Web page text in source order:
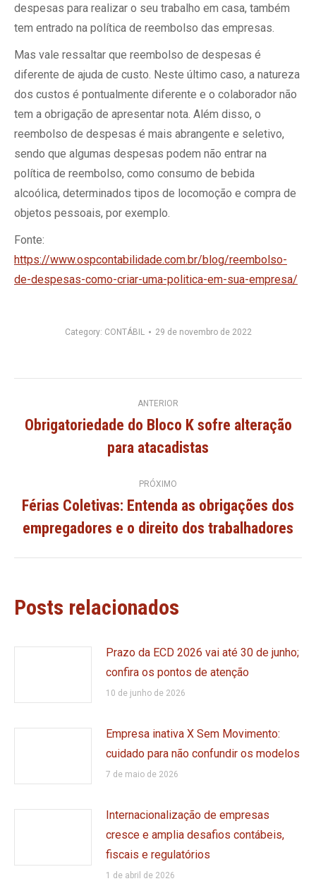
despesas para realizar o seu trabalho em casa, também
tem entrado na política de reembolso das empresas.
Mas vale ressaltar que reembolso de despesas é
diferente de ajuda de custo. Neste último caso, a natureza
dos custos é pontualmente diferente e o colaborador não
tem a obrigação de apresentar nota. Além disso, o
reembolso de despesas é mais abrangente e seletivo,
sendo que algumas despesas podem não entrar na
política de reembolso, como consumo de bebida
alcoólica, determinados tipos de locomoção e compra de
objetos pessoais, por exemplo.
Fonte:
https://www.ospcontabilidade.com.br/blog/reembolso-
de-despesas-como-criar-uma-politica-em-sua-empresa/
Category: CONTÁBIL 29 de novembro de 2022
Navegação
de
ANTERIOR
anterior:
Obrigatoriedade do Bloco K sofre alteração
para atacadistas
PRÓXIMO
post:
Férias Coletivas: Entenda as obrigações dos
empregadores e o direito dos trabalhadores
Posts relacionados
Prazo da ECD 2026 vai até 30 de junho;
confira os pontos de atenção
10 de junho de 2026
Empresa inativa X Sem Movimento:
cuidado para não confundir os modelos
7 de maio de 2026
Internacionalização de empresas
cresce e amplia desafios contábeis,
fiscais e regulatórios
1 de abril de 2026